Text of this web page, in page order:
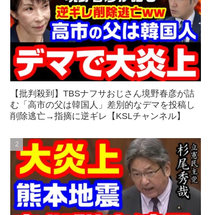
【批判殺到】TBSナフサおじさん境野春彦が詰
む「高市の父は韓国人」差別的なデマを投稿し
削除逃亡→指摘に逆ギレ【KSLチャンネル】